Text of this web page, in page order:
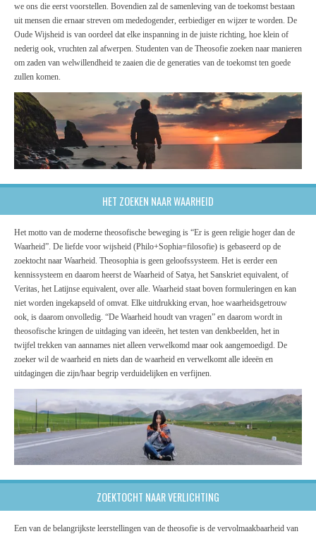
we ons die eerst voorstellen. Bovendien zal de samenleving van de toekomst bestaan
uit mensen die ernaar streven om mededogender, eerbiediger en wijzer te worden. De
Oude Wijsheid is van oordeel dat elke inspanning in de juiste richting, hoe klein of
nederig ook, vruchten zal afwerpen. Studenten van de Theosofie zoeken naar manieren
om zaden van welwillendheid te zaaien die de generaties van de toekomst ten goede
zullen komen.
HET ZOEKEN NAAR WAARHEID
Het motto van de moderne theosofische beweging is “Er is geen religie hoger dan de
Waarheid”. De liefde voor wijsheid (Philo+Sophia=filosofie) is gebaseerd op de
zoektocht naar Waarheid. Theosophia is geen geloofssysteem. Het is eerder een
kennissysteem en daarom heerst de Waarheid of Satya, het Sanskriet equivalent, of
Veritas, het Latijnse equivalent, over alle. Waarheid staat boven formuleringen en kan
niet worden ingekapseld of omvat. Elke uitdrukking ervan, hoe waarheidsgetrouw
ook, is daarom onvolledig. “De Waarheid houdt van vragen” en daarom wordt in
theosofische kringen de uitdaging van ideeën, het testen van denkbeelden, het in
twijfel trekken van aannames niet alleen verwelkomd maar ook aangemoedigd. De
zoeker wil de waarheid en niets dan de waarheid en verwelkomt alle ideeën en
uitdagingen die zijn/haar begrip verduidelijken en verfijnen.
ZOEKTOCHT NAAR VERLICHTING
Een van de belangrijkste leerstellingen van de theosofie is de vervolmaakbaarheid van